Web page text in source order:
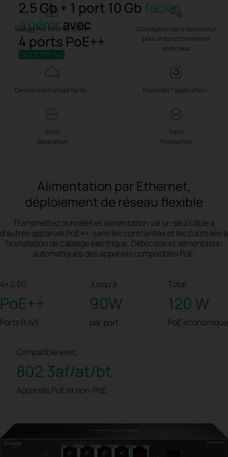
2,5 Gb + 1 port 10 Gbfacile
à géreravec
4 ports PoE++
ES206XPP-M2
Budget PoE total de 120 W*
Conception sans ventilateur
pour un fonctionnement
silencieux
Gestion centralisée facile † Possédez l'application †
Trafic
Séparation
Trafic
Priorisation
Alimentation par Ethernet,
déploiement de réseau flexible
Transmettez données et alimentation via un seul câble à
d'autres appareils PoE++, sans les contraintes et les coûts liés à
l'installation de câblage électrique. Détection et alimentation
automatiques des appareils compatibles PoE.
4× 2,5G
PoE++
Ports RJ45
Jusqu'à
90W
par port
Total
120 W
PoE économique
Compatible avec
802.3af/at/bt
Appareils PoE et non-PoE